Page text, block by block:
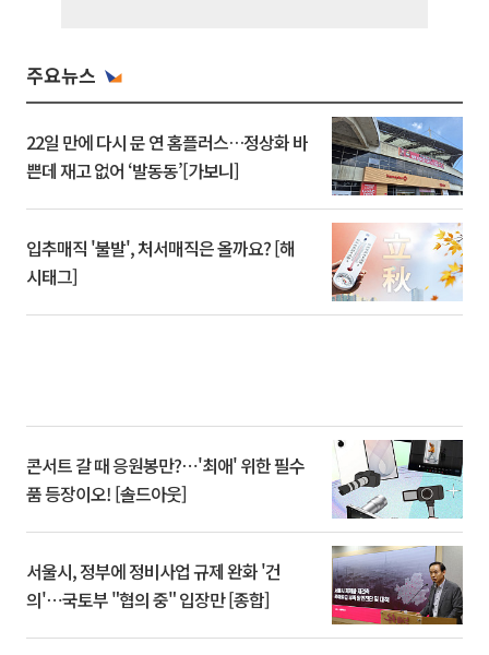
주요뉴스
22일 만에 다시 문 연 홈플러스…정상화 바
쁜데 재고 없어 ‘발동동’[가보니]
입추매직 '불발', 처서매직은 올까요? [해
시태그]
콘서트 갈 때 응원봉만?⋯'최애' 위한 필수
품 등장이오! [솔드아웃]
서울시, 정부에 정비사업 규제 완화 '건
의'⋯국토부 "협의 중" 입장만 [종합]